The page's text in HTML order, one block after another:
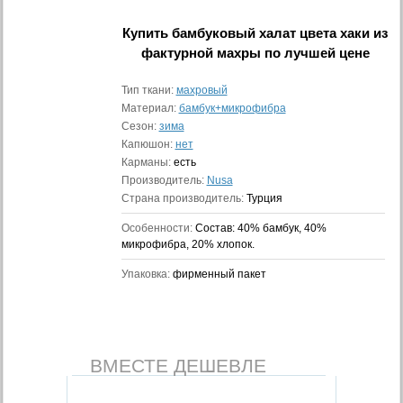
Купитьбамбуковый халат цвета хаки из
фактурной махры по лучшей цене
Тип ткани: махровый
Материал: бамбук+микрофибра
Сезон: зима
Капюшон: нет
Карманы: есть
Производитель: Nusa
Страна производитель: Турция
Особенности: Состав: 40% бамбук, 40%
микрофибра, 20% хлопок.
Упаковка: фирменный пакет
ВМЕСТЕ ДЕШЕВЛЕ